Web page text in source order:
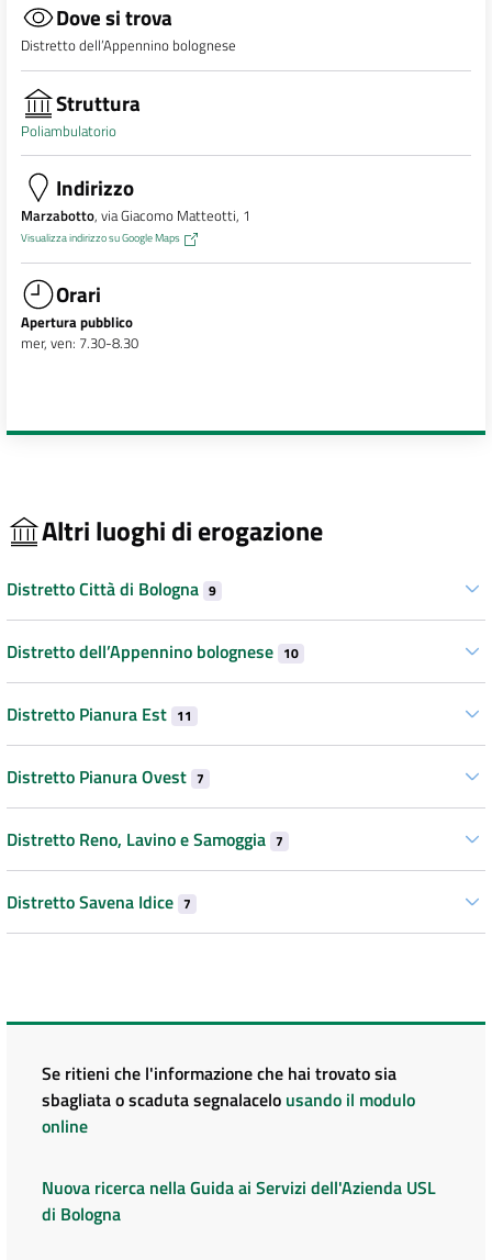
Dove si trova
Distretto dell’Appennino bolognese
Struttura
Poliambulatorio
Indirizzo
Marzabotto, via Giacomo Matteotti, 1
Visualizza indirizzo su Google Maps
Orari
Apertura pubblico
mer, ven: 7.30-8.30
Altri luoghi di erogazione
Distretto Città di Bologna 9
Distretto dell’Appennino bolognese 10
Distretto Pianura Est 11
Distretto Pianura Ovest 7
Distretto Reno, Lavino e Samoggia 7
Distretto Savena Idice 7
Se ritieni che l'informazione che hai trovato sia
sbagliata o scaduta segnalacelo usando il modulo
online
Nuova ricerca nella Guida ai Servizi dell'Azienda USL
di Bologna